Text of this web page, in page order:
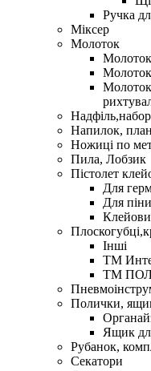
Ручка
Міксер
Молоток
Молоток
Напилок,
Ножиці по
Пила, Лобзик
Пістолет
Для
Для піни
Інші
ТМ
ТМ
Полички,
Ящик
Рубанок,
Секатори